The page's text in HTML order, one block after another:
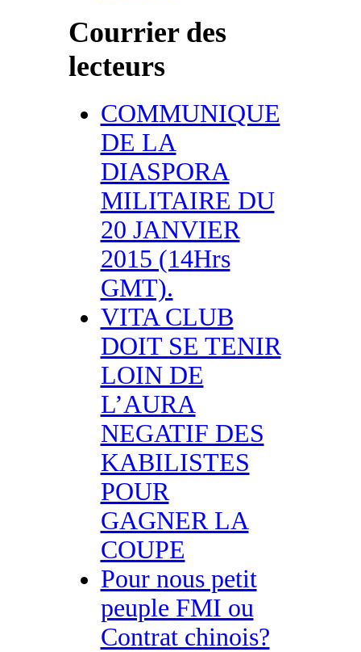
Courrier des
lecteurs
COMMUNIQUE
DE LA
DIASPORA
MILITAIRE DU
20 JANVIER
2015 (14Hrs
GMT).
VITA CLUB
DOIT SE TENIR
LOIN DE
L’AURA
NEGATIF DES
KABILISTES
POUR
GAGNER LA
COUPE
Pour nous petit
peuple FMI ou
Contrat chinois?